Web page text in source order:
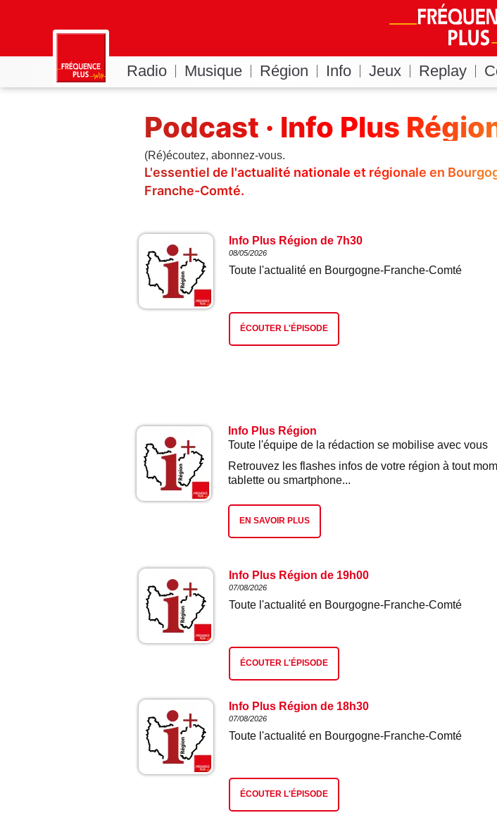
Radio Musique Région Info Jeux Replay
Podcast · Info Plus
(Ré)écoutez, abonnez-vous.
L'essentiel de l'actualité nationale et régionale en
Franche-Comté.
Info Plus Région de 7h30
08/05/2026
Toute l'actualité en Bourgogne-Franche-Comté
ÉCOUTER L'ÉPISODE
Info Plus Région
Toute l'équipe de la rédaction se mobilise avec vous
Retrouvez les flashes infos de votre région à tout
tablette ou smartphone...
EN SAVOIR PLUS
Info Plus Région de 19h00
07/08/2026
Toute l'actualité en Bourgogne-Franche-Comté
ÉCOUTER L'ÉPISODE
Info Plus Région de 18h30
07/08/2026
Toute l'actualité en Bourgogne-Franche-Comté
ÉCOUTER L'ÉPISODE